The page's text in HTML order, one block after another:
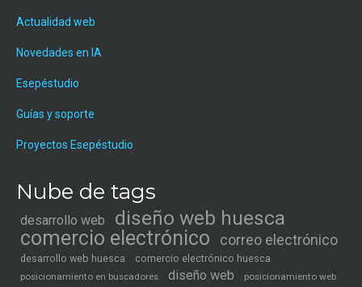
Actualidad web
Novedades en IA
Esepéstudio
Guías y soporte
Proyectos Esepéstudio
Nube de tags
desarrollo web
diseño web huesca
comercio electrónico
correo electrónico
desarrollo web huesca comercio electrónico huesca
posicionamiento en buscadores diseño web
posicionamiento web